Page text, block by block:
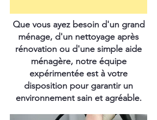
Que vous ayez besoin d'un grand
ménage, d'un nettoyage après
rénovation ou d'une simple aide
ménagère, notre équipe
expérimentée est à votre
disposition pour garantir un
environnement sain et agréable.